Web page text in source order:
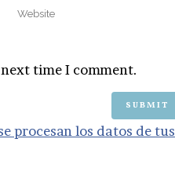
time I comment.
procesan los datos de tus